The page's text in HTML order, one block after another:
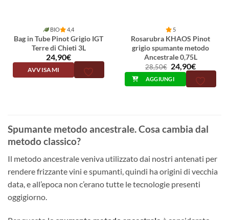
BIO 4,4
Bag in Tube Pinot Grigio IGT
Terre di Chieti 3L
24,90€
AVVISAMI
5
Rosarubra KHAOS Pinot
grigio spumante metodo
Ancestrale 0,75L
28,50€ Il
prezzo
originale
era:
24,90€Il
prezzo
attuale
è:
AGGIUNGI
Spumante metodo ancestrale. Cosa cambia dal
metodo classico?
Il metodo ancestrale veniva utilizzato dai nostri antenati per
rendere frizzante vini e spumanti, quindi ha origini di vecchia
data, e all’epoca non c’erano tutte le tecnologie presenti
oggigiorno.